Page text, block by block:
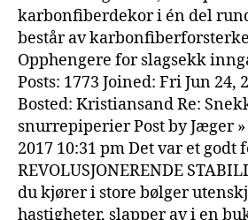
karbonfiberdekor i én del
består av
Opphengere for slagsekk
Posts: 1773 Joined: Fri Jun 24,
Bosted: Kristiansand Re:
snurrepiperier Post by Jæger
2017 10:31 pm Det var et godt
REVOLUSJONERENDE
du kjører i store bølger
hastigheter, slapper av i en